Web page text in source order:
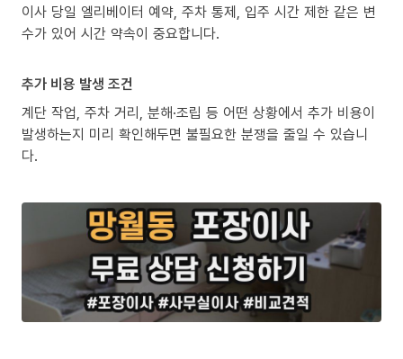
이사 당일 엘리베이터 예약, 주차 통제, 입주 시간 제한 같은 변
수가 있어 시간 약속이 중요합니다.
추가 비용 발생 조건
계단 작업, 주차 거리, 분해·조립 등 어떤 상황에서 추가 비용이
발생하는지 미리 확인해두면 불필요한 분쟁을 줄일 수 있습니
다.